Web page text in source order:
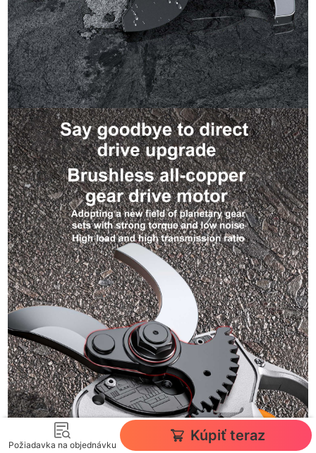
Požiadavka na objednávku
Kúpiť teraz